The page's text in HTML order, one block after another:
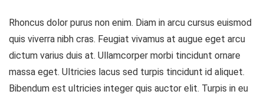
Rhoncus dolor purus non enim. Diam in arcu cursus euismod
quis viverra nibh cras. Feugiat vivamus at augue eget arcu
dictum varius duis at. Ullamcorper morbi tincidunt ornare
massa eget. Ultricies lacus sed turpis tincidunt id aliquet.
Bibendum est ultricies integer quis auctor elit. Turpis in eu